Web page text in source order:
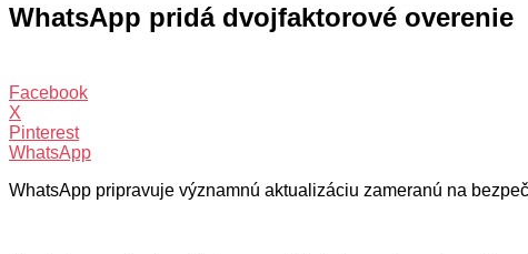
WhatsApp pridá dvojfaktorové overenie
Facebook
X
Pinterest
WhatsApp
WhatsApp pripravuje významnú aktualizáciu zameranú na